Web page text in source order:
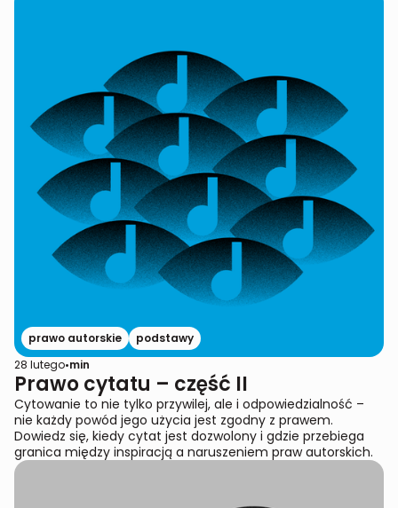
prawo autorskie
podstawy
28 lutego•min
Prawo cytatu – część II
Cytowanie to nie tylko przywilej, ale i odpowiedzialność –
nie każdy powód jego użycia jest zgodny z prawem.
Dowiedz się, kiedy cytat jest dozwolony i gdzie przebiega
granica między inspiracją a naruszeniem praw autorskich.